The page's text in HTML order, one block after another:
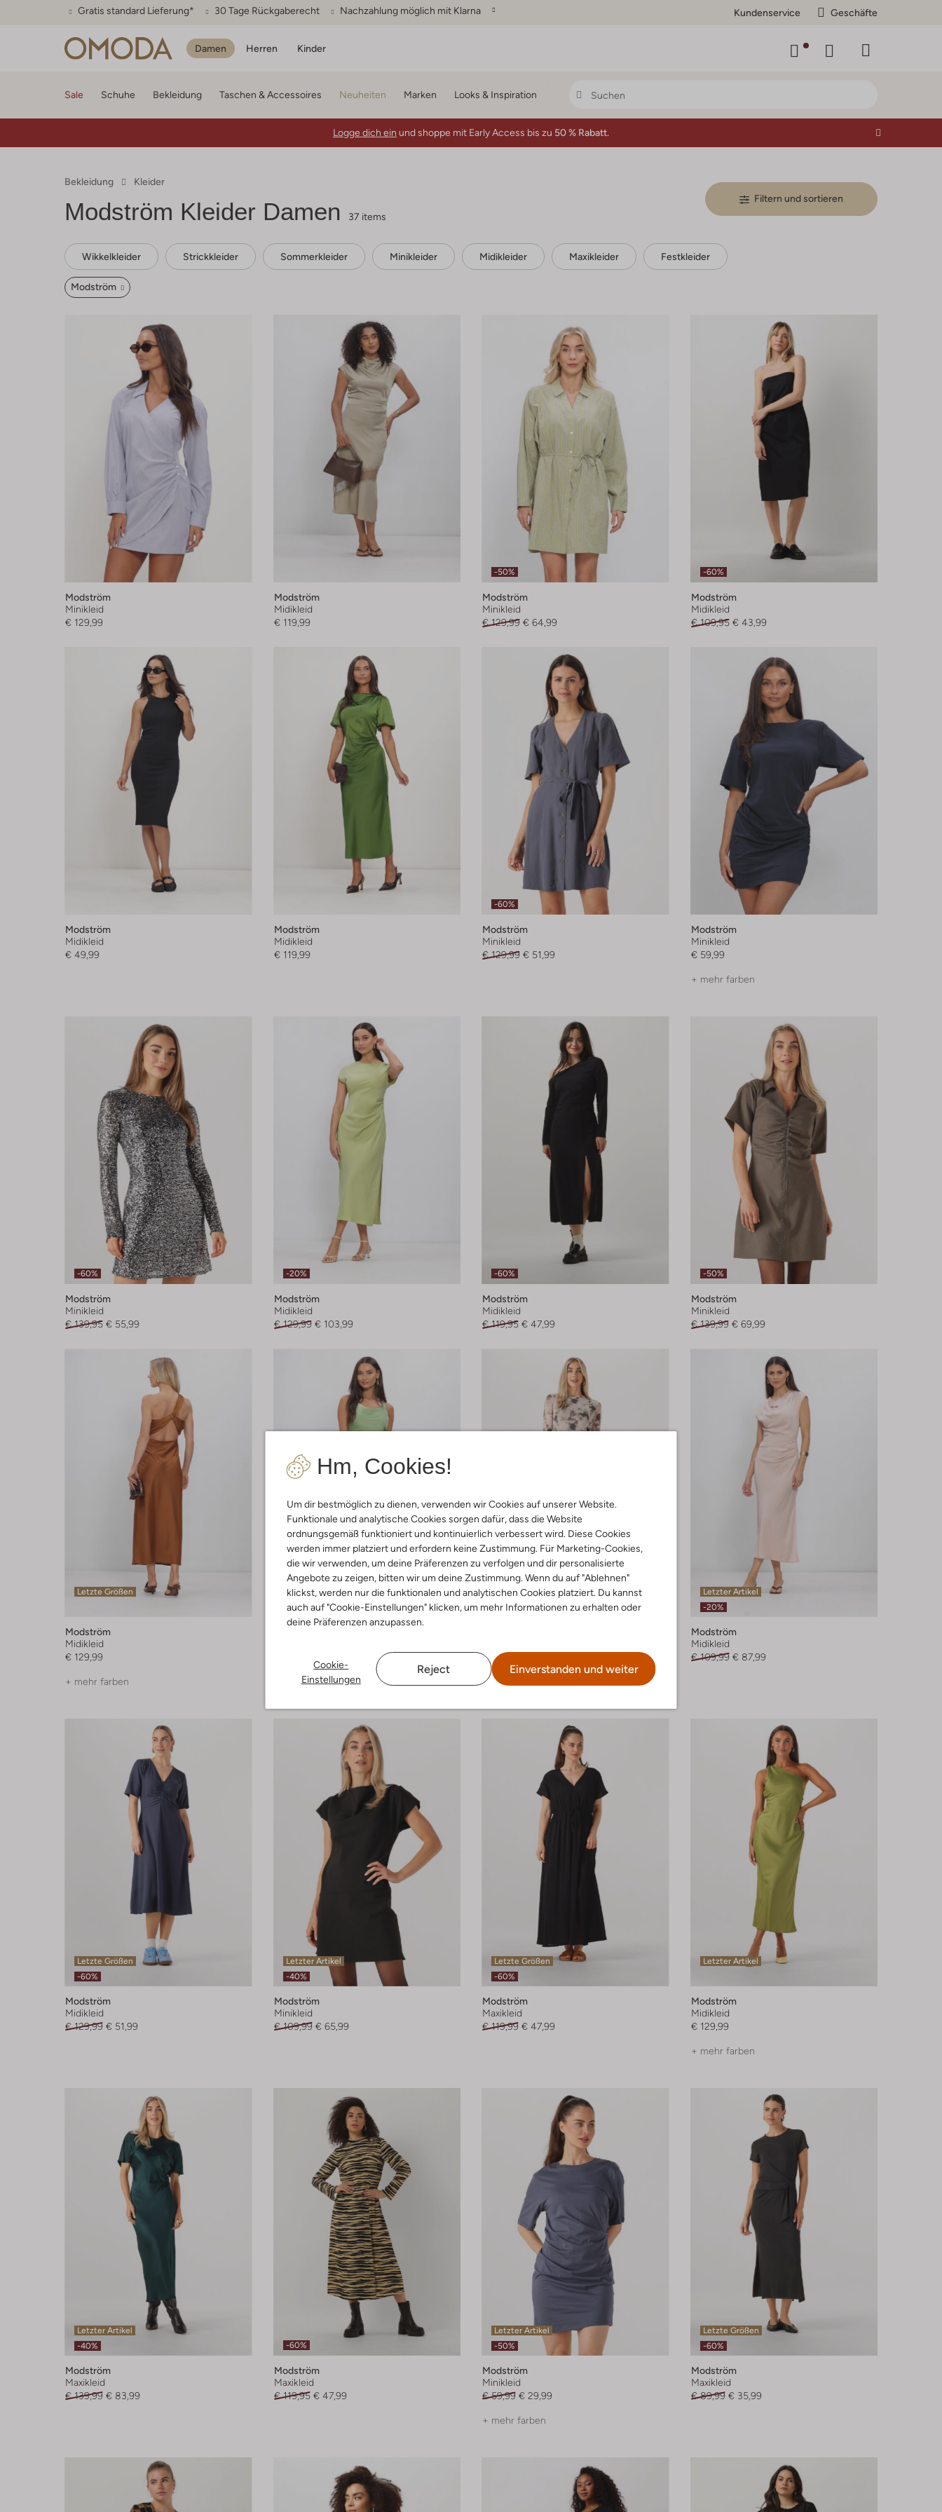
Gratis standard Lieferung* 30 Tage Rückgaberecht Nachzahlung möglich mit Klarna Kundenservice Geschäfte
Damen Herren Kinder
Hm, Cookies!
Um dir bestmöglich zu dienen, verwenden wir Cookies auf unserer Website.
Funktionale und analytische Cookies sorgen dafür, dass die Website
ordnungsgemäß funktioniert und kontinuierlich verbessert wird. Diese Cookies
werden immer platziert und erfordern keine Zustimmung. Für Marketing-Cookies,
die wir verwenden, um deine Präferenzen zu verfolgen und dir personalisierte
Angebote zu zeigen, bitten wir um deine Zustimmung. Wenn du auf "Ablehnen"
klickst, werden nur die funktionalen und analytischen Cookies platziert. Du kannst
auch auf "Cookie-Einstellungen" klicken, um mehr Informationen zu erhalten oder
deine Präferenzen anzupassen.
Cookie-
Einstellungen
Reject Einverstanden und weiter
Sale Schuhe Bekleidung Taschen & Accessoires Neuheiten Marken Looks & Inspiration
Logge dich ein und shoppe mit Early Access bis zu 50 % Rabatt.
Bekleidung Kleider
Modström Kleider Damen 37 items
Filtern und sortieren
Wikkelkleider Strickkleider Sommerkleider Minikleider Midikleider Maxikleider Festkleider
Modström
Modström
Minikleid
€ 129,99
Modström
Midikleid
€ 119,99
-50%
Modström
Minikleid
€ 129,99 € 64,99
-60%
Modström
Midikleid
€ 109,95 € 43,99
Modström
Midikleid
€ 49,99
Modström
Midikleid
€ 119,99
-60%
Modström
Minikleid
€ 129,99 € 51,99
Modström
Minikleid
€ 59,99
+ mehr farben
-60%
Modström
Minikleid
€ 139,95 € 55,99
-20%
Modström
Midikleid
€ 129,99 € 103,99
-60%
Modström
Midikleid
€ 119,95 € 47,99
-50%
Modström
Minikleid
€ 139,99 € 69,99
Letzte Größen
Modström
Midikleid
€ 129,99
+ mehr farben
Letzte Größen
-50%
€ 99,99
Letzter Artikel
-20%
Modström
Midikleid
€ 109,99 € 87,99
Letzte Größen
-60%
Modström
Midikleid
€ 129,99 € 51,99
Letzter Artikel
-40%
Modström
Minikleid
€ 109,99 € 65,99
Letzte Größen
-60%
Modström
Maxikleid
€ 119,99 € 47,99
Letzter Artikel
Modström
Midikleid
€ 129,99
+ mehr farben
Letzter Artikel
-40%
Modström
Maxikleid
€ 139,99 € 83,99
-60%
Modström
Maxikleid
€ 119,95 € 47,99
Letzter Artikel
-50%
Modström
Minikleid
€ 59,99 € 29,99
+ mehr farben
Letzte Größen
-60%
Modström
Maxikleid
€ 89,99 € 35,99